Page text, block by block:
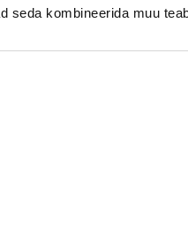
seda kombineerida muu